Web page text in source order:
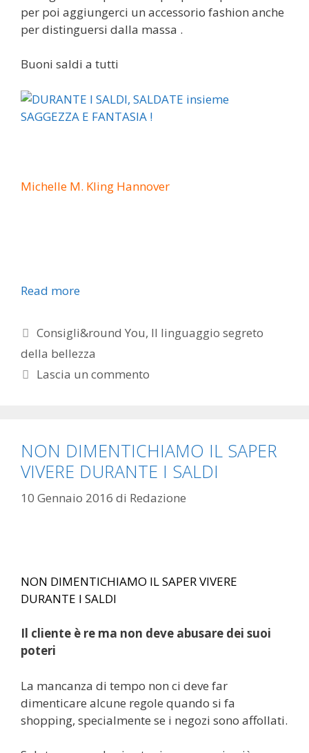
per poi aggiungerci un accessorio fashion anche
per distinguersi dalla massa .
Buoni saldi a tutti
Michelle M. Kling Hannover
Read more
Categorie
Consigli&round You, Il linguaggio segreto
della bellezza
Lascia un commento
NON DIMENTICHIAMO IL SAPER
VIVERE DURANTE I SALDI
10 Gennaio 2016 di Redazione
NON DIMENTICHIAMO IL SAPER VIVERE
DURANTE I SALDI
Il cliente è re ma non deve abusare dei suoi
poteri
La mancanza di tempo non ci deve far
dimenticare alcune regole quando si fa
shopping, specialmente se i negozi sono affollati.